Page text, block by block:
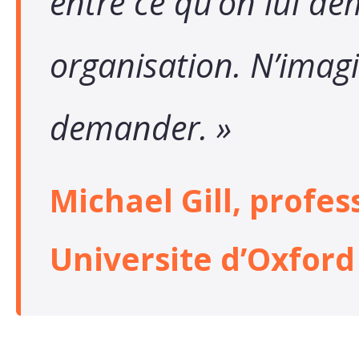
organisation.
demander. »
Michael Gill,
Universite d’Oxford